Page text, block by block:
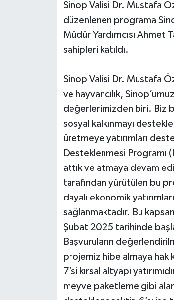
Sinop Valisi Dr. Mustafa
düzenlenen programa
Müdür Yardımcısı Ahmet
sahipleri katıldı.
Sinop Valisi Dr. Mustafa
ve hayvancılık,
değerlerimizden biri. Biz
sosyal kalkınmayı
üretmeye yatırımları
Desteklenmesi Programı
attık ve atmaya devam
tarafından yürütülen bu
dayalı ekonomik
sağlanmaktadır. Bu
Şubat 2025 tarihinde
Başvuruların
projemiz hibe almaya hak
7’si kırsal altyapı
meyve paketleme gibi